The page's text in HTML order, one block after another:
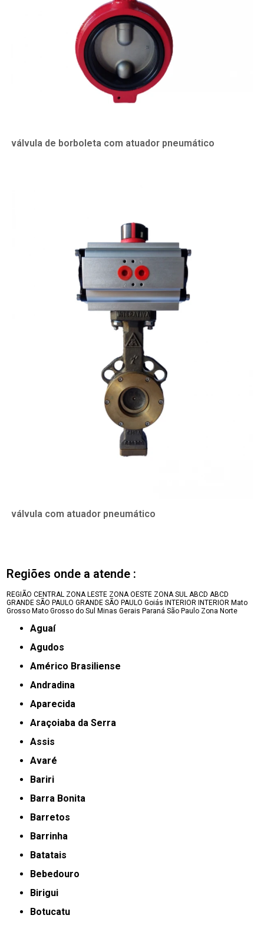
válvula de borboleta com atuador pneumático
válvula com atuador pneumático
Regiões onde a atende :
REGIÃO CENTRAL ZONA LESTE ZONA OESTE ZONA SUL ABCD ABCD
GRANDE SÃO PAULO GRANDE SÃO PAULO Goiás INTERIOR INTERIOR Mato
Grosso Mato Grosso do Sul Minas Gerais Paraná São Paulo Zona Norte
Aguaí
Agudos
Américo Brasiliense
Andradina
Aparecida
Araçoiaba da Serra
Assis
Avaré
Bariri
Barra Bonita
Barretos
Barrinha
Batatais
Bebedouro
Birigui
Botucatu